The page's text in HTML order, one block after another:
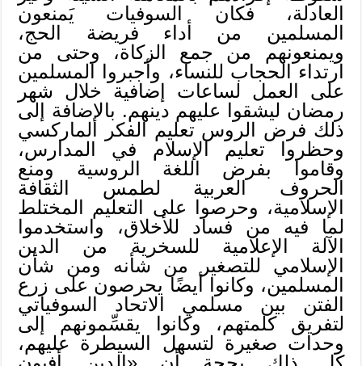
العادلة، فكان السوفيات يَمنعون
المسلمين من أداء فريضة الحج،
ويمنعونهم من جمع الزكاة، وحتى من
ارتداء الحجاب للنساء، وأجبروا المسلمين
على العمل لساعات إضافية خلال شهر
رمضان ليشقوا عليهم دينهم. بالإضافة إلى
ذلك فرض الروس تعليم الفكر الماركسي
وحظروا تعليم الإسلام في المدارس،
وقاموا بفرض اللغة الروسية ومنع
الحروف العربية لطمس الثقافة
الإسلامية، وحرصوا على التعليم المختلط
لما فيه من فساد للأخلاق، واستخدموا
الآلة الإعلامية للسخرية من الدين
الإسلامي للتصغير من شأنه ومن شأن
المسلمين، وكانوا أيضًا يحرصون على زرع
الفتن بين مسلمي الاتحاد السوفياتي
لتفريق كلمتهم، وكانوا يقسِّمونهم إلى
وحدات صغيرة لتسهل السيطرة عليهم،